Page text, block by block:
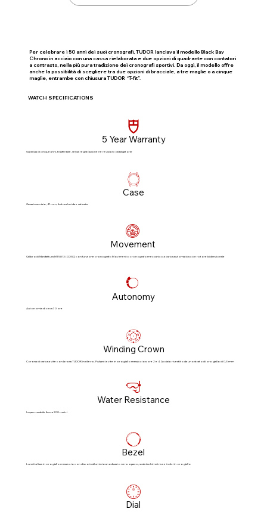
Per celebrare i 50 anni dei suoi cronografi, TUDOR lanciava il modello Black Bay
Chrono in acciaio con una cassa rielaborata e due opzioni di quadrante con contatori
a contrasto, nella più pura tradizione dei cronografi sportivi. Da oggi, il modello offre
anche la possibilità di scegliere tra due opzioni di bracciale, a tre maglie o a cinque
maglie, entrambe con chiusura TUDOR “T-fit”.
WATCH SPECIFICATIONS
5 Year Warranty
Garanzia di cinque anni, trasferibile, senza registrazione né revisioni obbligatorie​
Case
Cassa in acciaio, 41 mm, finitura lucida e satinata
Movement
Calibro di Manifattura MT5813 (COSC) con funzione cronografo Movimento cronografo meccanico a carica automatica con rotore bidirezionale
Autonomy
Autonomia di circa 70 ore
Winding Crown
Corona di carica a vite con la rosa TUDOR in rilievo. Pulsanti a vite in oro giallo massiccio a ore 2 e 4. Acciaio rivestito da uno strato di oro giallo di 0,3 mm
Water Resistance
Impermeabile fino a 200 metri
Bezel
Lunetta fissa in oro giallo massiccio con disco in alluminio anodizzato nero opaco, scala tachimetrica e indici in oro giallo
Dial